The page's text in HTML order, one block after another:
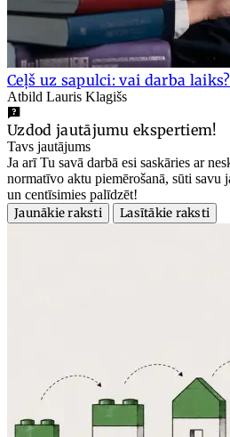
Ceļš uz sapulci: vai darba laiks?
Atbild Lauris Klagišs
Uzdod jautājumu ekspertiem!
Tavs jautājums
Ja arī Tu savā darbā esi saskāries ar
normatīvo aktu piemērošanā, sūti savu
un centīsimies palīdzēt!
Jaunākie raksti
Lasītākie raksti